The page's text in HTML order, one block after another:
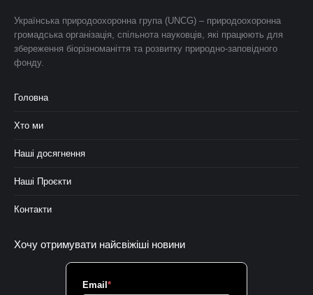
Українська природоохоронна група (UNCG) – природоохоронна
громадська організація, спільнота науковців, які працюють для
збереження біорізноманіття та розвитку природно-заповідного
фонду.
Головна
Хто ми
Наші досягнення
Наші Проєкти
Контакти
Хочу отримувати найсвіжіші новини
Email *